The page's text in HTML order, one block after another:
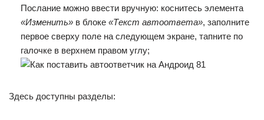
Послание можно ввести вручную: коснитесь элемента
«Изменить» в блоке «Текст автоответа», заполните
первое сверху поле на следующем экране, тапните по
галочке в верхнем правом углу;
Здесь доступны разделы: